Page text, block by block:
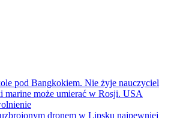
pod Bangkokiem. Nie żyje nauczyciel
marine może umierać w Rosji. USA
dronem w Lipsku najpewniej